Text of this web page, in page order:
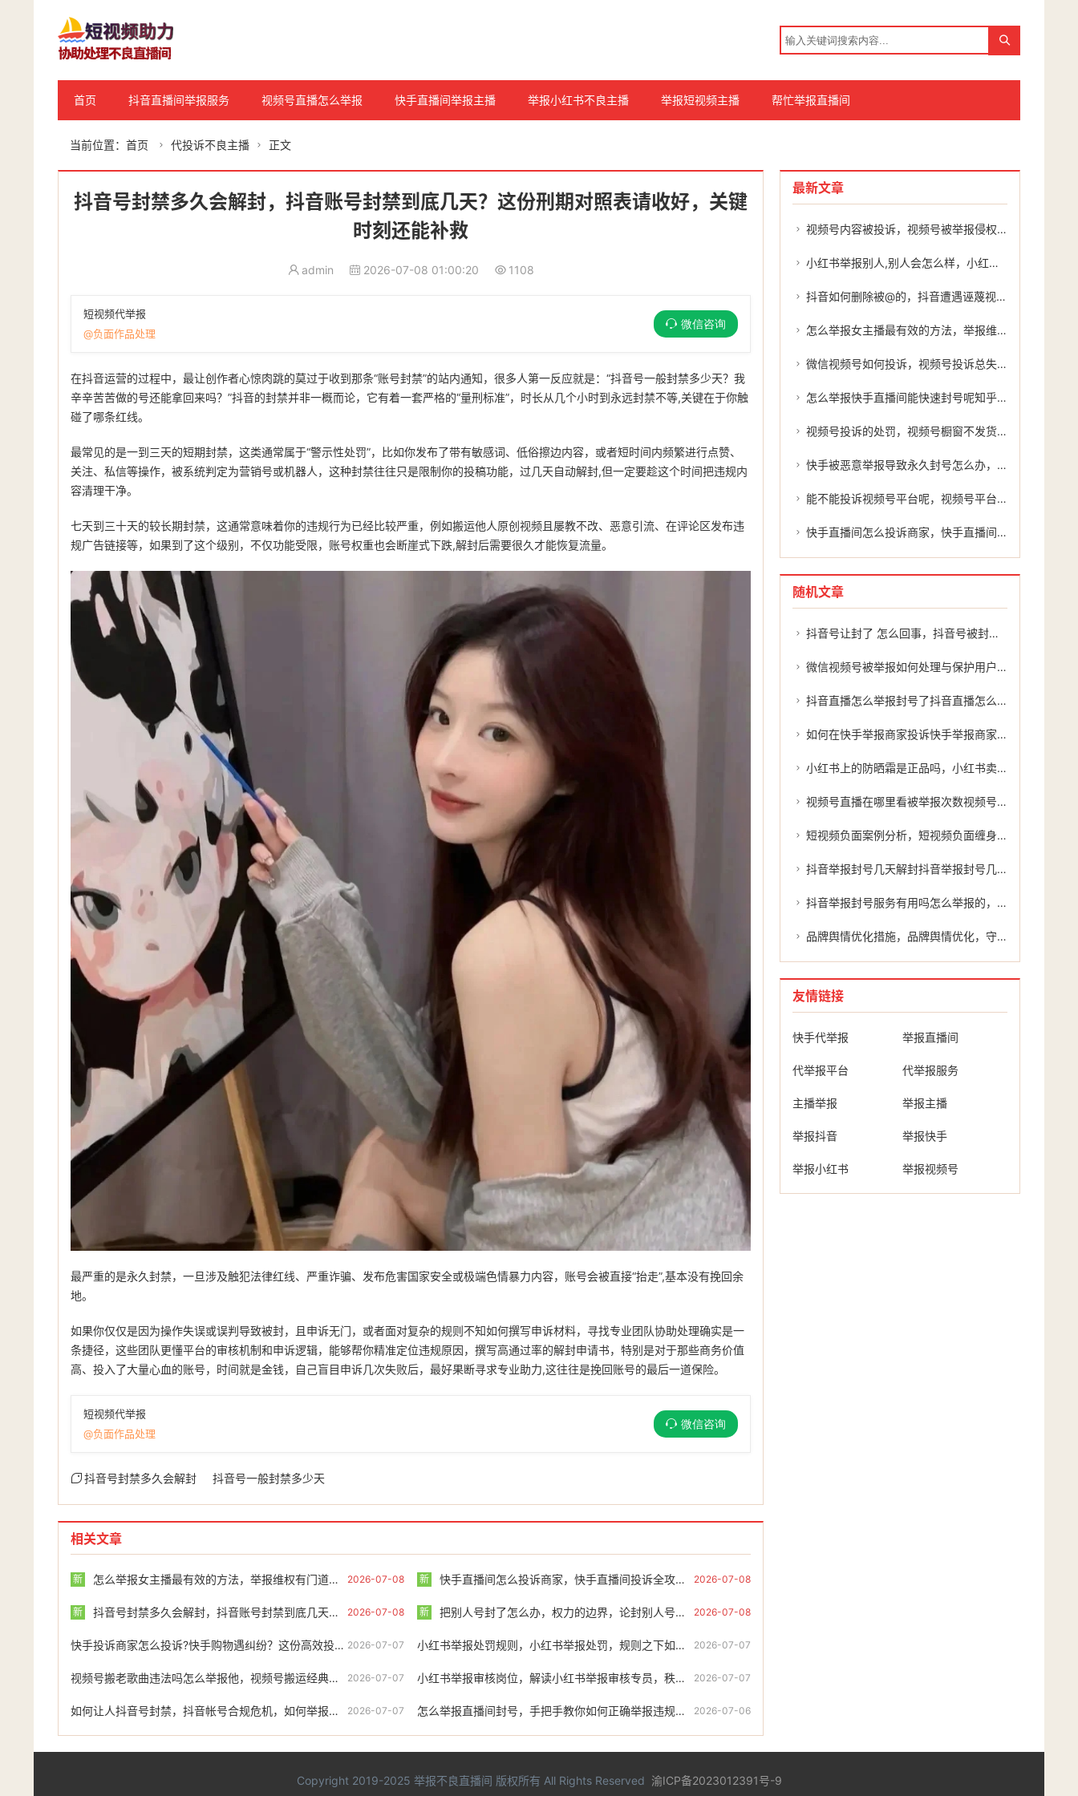
首页 抖音直播间举报服务 视频号直播怎么举报 快手直播间举报主播 举报小红书不良主播 举报短视频主播 帮忙举报直播间
当前位置： 首页  代投诉不良主播  正文
抖音号封禁多久会解封，抖音账号封禁到底几天？这份刑期对照表请收好，关键
时刻还能补救
admin 2026-07-08 01:00:20 1108
短视频代举报
@负面作品处理
微信咨询
在抖音运营的过程中，最让创作者心惊肉跳的莫过于收到那条“账号封禁”的站内通知，很多人第一反应就是：“抖音号一般封禁多少天？我
辛辛苦苦做的号还能拿回来吗？”抖音的封禁并非一概而论，它有着一套严格的“量刑标准”，时长从几个小时到永远封禁不等,关键在于你触
碰了哪条红线。
最常见的是一到三天的短期封禁，这类通常属于“警示性处罚”，比如你发布了带有敏感词、低俗擦边内容，或者短时间内频繁进行点赞、
关注、私信等操作，被系统判定为营销号或机器人，这种封禁往往只是限制你的投稿功能，过几天自动解封,但一定要趁这个时间把违规内
容清理干净。
七天到三十天的较长期封禁，这通常意味着你的违规行为已经比较严重，例如搬运他人原创视频且屡教不改、恶意引流、在评论区发布违
规广告链接等，如果到了这个级别，不仅功能受限，账号权重也会断崖式下跌,解封后需要很久才能恢复流量。
最严重的是永久封禁，一旦涉及触犯法律红线、严重诈骗、发布危害国家安全或极端色情暴力内容，账号会被直接“抬走”,基本没有挽回余
地。
如果你仅仅是因为操作失误或误判导致被封，且申诉无门，或者面对复杂的规则不知如何撰写申诉材料，寻找专业团队协助处理确实是一
条捷径，这些团队更懂平台的审核机制和申诉逻辑，能够帮你精准定位违规原因，撰写高通过率的解封申请书，特别是对于那些商务价值
高、投入了大量心血的账号，时间就是金钱，自己盲目申诉几次失败后，最好果断寻求专业助力,这往往是挽回账号的最后一道保险。
短视频代举报
@负面作品处理
微信咨询
抖音号封禁多久会解封 抖音号一般封禁多少天
相关文章
2026-07-08
新 怎么举报女主播最有效的方法，举报维权有门道，如何有效投诉违规女主播 2026-07-08
新 快手直播间怎么投诉商家，快手直播间投诉全攻略，从自助维权到高效外援的实战指南
2026-07-08
新 抖音号封禁多久会解封，抖音账号封禁到底几天？这份刑期对照表请收好，关键时刻还能补救 2026-07-08
新 把别人号封了怎么办，权力的边界，论封别人号背后的责任与规则
2026-07-07
快手投诉商家怎么投诉?快手购物遇纠纷？这份高效投诉指南请收好 2026-07-07
小红书举报处罚规则，小红书举报处罚，规则之下如何自救
2026-07-07
视频号搬老歌曲违法吗怎么举报他，视频号搬运经典老歌，小心踩到法律红线！这份维权与举报指南请收好 2026-07-07
小红书举报审核岗位，解读小红书举报审核专员，秩序背后的守门人如何工作？
2026-07-07
如何让人抖音号封禁，抖音帐号合规危机，如何举报违规并寻求专业团队协助 2026-07-06
怎么举报直播间封号，手把手教你如何正确举报违规直播，净化网络环境
最新文章
视频号内容被投诉，视频号被举报侵权下架？别慌，三步教你化险为夷
小红书举报别人,别人会怎么样，小红书举报了别人，我的账号会被暗箱限流吗？
抖音如何删除被@的，抖音遭遇诬蔑视频？三步操作+专业外援助你高效维权
怎么举报女主播最有效的方法，举报维权有门道，如何有效投诉违规女主播
微信视频号如何投诉，视频号投诉总失败？掌握这3个核心方法，维权成功率翻倍
怎么举报快手直播间能快速封号呢知乎，快手直播间高效举报指南，这些技巧助你快速封禁违规账号
视频号投诉的处罚，视频号橱窗不发货被投诉会怎么样？这3个后果小店商家须知
快手被恶意举报导致永久封号怎么办，快手不应成为恶意竞争的舆论牺牲品
能不能投诉视频号平台呢，视频号平台乱作为？你的投诉权其实比想象中更有力
快手直播间怎么投诉商家，快手直播间投诉全攻略，从自助维权到高效外援的实战指南
随机文章
抖音号让封了 怎么回事，抖音号被封了怎么办？别慌，这几招或许能帮到你
微信视频号被举报如何处理与保护用户权益？
抖音直播怎么举报封号了抖音直播怎么举报封号？
如何在快手举报商家投诉快手举报商家投诉的详细指南
小红书上的防晒霜是正品吗，小红书卖防晒霜违规吗？如何有效举报？
视频号直播在哪里看被举报次数视频号直播在哪里看？被举报次数的真相
短视频负面案例分析，短视频负面缠身？别慌，主动处置才是正解
抖音举报封号几天解封抖音举报封号几天解封？揭秘抖音平台的处罚机制及处理过程。
抖音举报封号服务有用吗怎么举报的，抖音举报封号服务有用吗？怎么举报才能有效维权？
品牌舆情优化措施，品牌舆情优化，守住声誉的生命线
友情链接
快手代举报 举报直播间
代举报平台 代举报服务
主播举报 举报主播
举报抖音 举报快手
举报小红书 举报视频号
Copyright 2019-2025 举报不良直播间 版权所有 All Rights Reserved 渝ICP备2023012391号-9